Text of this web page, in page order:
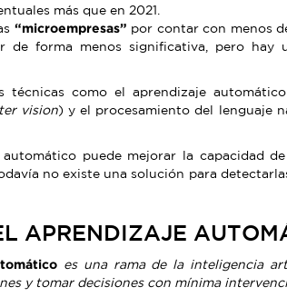
más que en 2021.
“microempresas” por contar con menos
de forma menos significativa, pero hay
técnicas como el aprendizaje
vision) y el procesamiento del lenguaje
puede mejorar la capacidad
no existe una solución para
APRENDIZAJE
es una rama de la inteligencia
y tomar decisiones con mínima